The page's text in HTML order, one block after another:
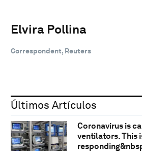
Elvira Pollina
Correspondent, Reuters
Últimos Artículos
Coronavirus is
ventilators. This